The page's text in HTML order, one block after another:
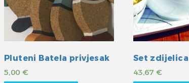
Pluteni Batela privjesak
5,00 € 43,67€